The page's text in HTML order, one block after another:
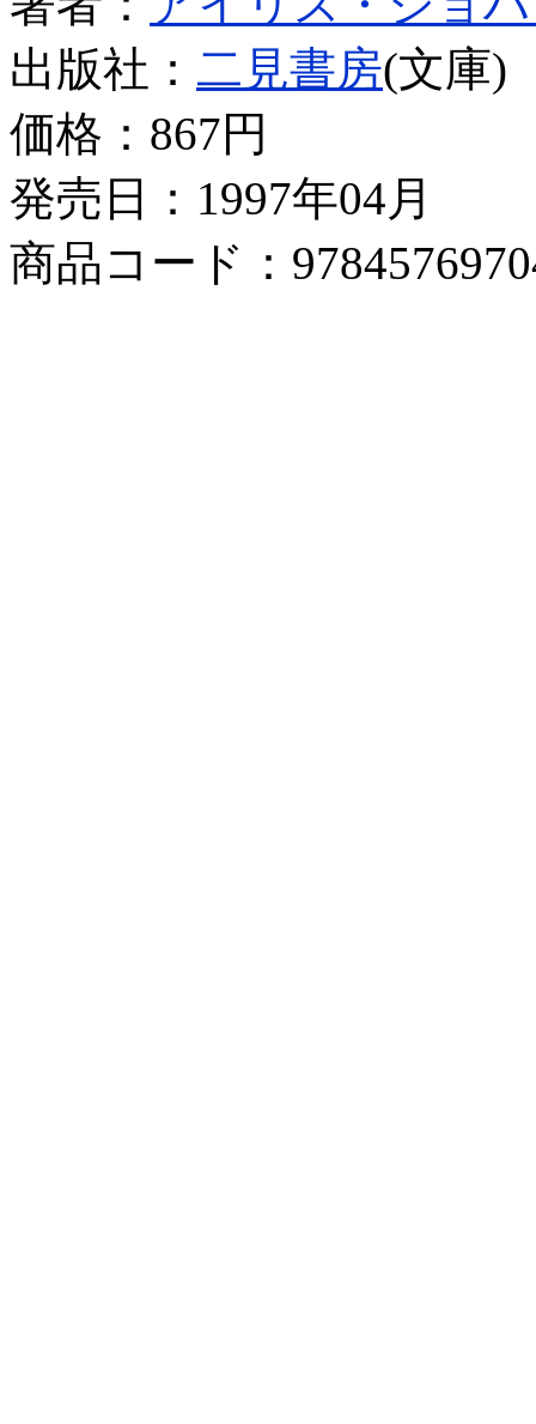
出版社： 二見書房(文庫)
価格： 867円
発売日：1997年04月
商品コード：